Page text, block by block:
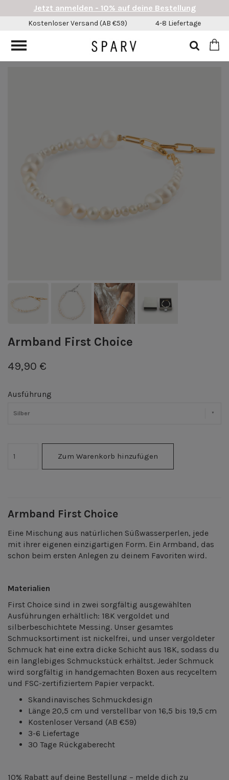
Armband First Choice
49,90 €
Ausführung
Silber
Zum Warenkorb hinzufügen
Armband First Choice
Eine Mischung aus natürlichen Süßwasserperlen, jede
mit ihrer eigenen einzigartigen Form. Ein Armband, das
schon beim ersten Anlegen zu deinem Favoriten wird.
Materialien
First Choice sind in zwei sorgfältig ausgewählten
Ausführungen erhältlich: 18K vergoldet und
silberbeschichtete Messing. Unser gesamtes
Schmucksortiment ist nickelfrei, und unser vergoldeter
Schmuck hat eine extra dicke Schicht aus 18K, sodass du
ein langlebiges Schmuckstück erhältst. Jeder Schmuck
wird sorgfältig in handgemachten Boxen aus recyceltem
und FSC-zertifiziertem Papier verpackt.
Skandinavisches Schmuckdesign
Länge 20,5 cm und verstellbar von 16,5 bis 19,5 cm
Kostenloser Versand (AB €59)
3-6 Liefertage
30 Tage Rückgaberecht
10% Rabatt auf deine Bestellung – melde dich zu
Jetzt anmelden - 10% auf deine Bestellung
Kostenloser Versand (AB €59) 4-8 Liefertage